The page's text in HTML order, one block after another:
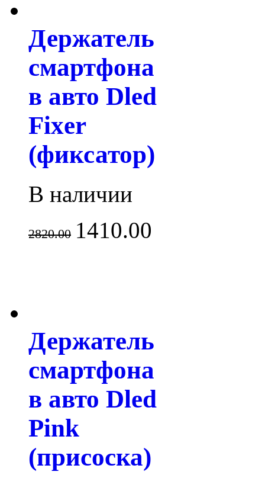
Держатель
смартфона
в авто Dled
Fixer
(фиксатор)
В наличии
2820.00 1410.00
Держатель
смартфона
в авто Dled
Pink
(присоска)